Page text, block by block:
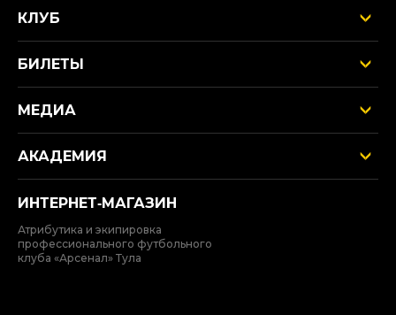
КЛУБ
БИЛЕТЫ
МЕДИА
АКАДЕМИЯ
ИНТЕРНЕТ‑МАГАЗИН
Атрибутика и экипировка
профессионального футбольного
клуба «Арсенал» Тула